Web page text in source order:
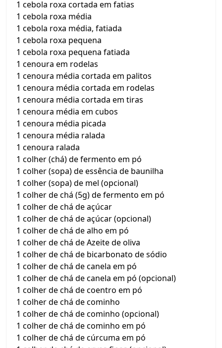
1 cebola roxa cortada em fatias
1 cebola roxa média
1 cebola roxa média, fatiada
1 cebola roxa pequena
1 cebola roxa pequena fatiada
1 cenoura em rodelas
1 cenoura média cortada em palitos
1 cenoura média cortada em rodelas
1 cenoura média cortada em tiras
1 cenoura média em cubos
1 cenoura média picada
1 cenoura média ralada
1 cenoura ralada
1 colher (chá) de fermento em pó
1 colher (sopa) de essência de baunilha
1 colher (sopa) de mel (opcional)
1 colher de chá (5g) de fermento em pó
1 colher de chá de açúcar
1 colher de chá de açúcar (opcional)
1 colher de chá de alho em pó
1 colher de chá de Azeite de oliva
1 colher de chá de bicarbonato de sódio
1 colher de chá de canela em pó
1 colher de chá de canela em pó (opcional)
1 colher de chá de coentro em pó
1 colher de chá de cominho
1 colher de chá de cominho (opcional)
1 colher de chá de cominho em pó
1 colher de chá de cúrcuma em pó